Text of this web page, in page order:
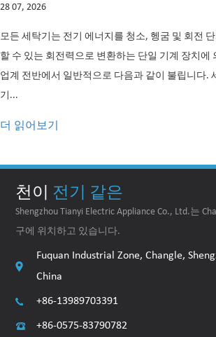
28 07, 2026
모든 세탁기는 전기 에너지를 청소, 헹굼 및 회전
할 수 있는 회전력으로 변환하는 단일 기계 장치에
업계 전반에서 일반적으로 다음과 같이 불립니다.
기...
더 읽어보기
천이 전기 같은
Shengzhou Tianyi Electric Appliance Co., Ltd.는
구에 위치하고 있습니다.
Fuquan Industrial Zone, Changle,
China
+86-13989703391
+86-0575-83790782